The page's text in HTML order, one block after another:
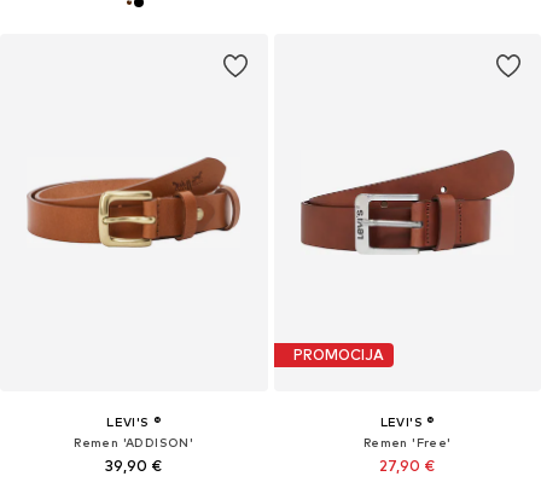
LEVI'S ®
Remen 'ADDISON'
39,90 €
PROMOCIJA
LEVI'S ®
Remen 'Free'
27,90 €